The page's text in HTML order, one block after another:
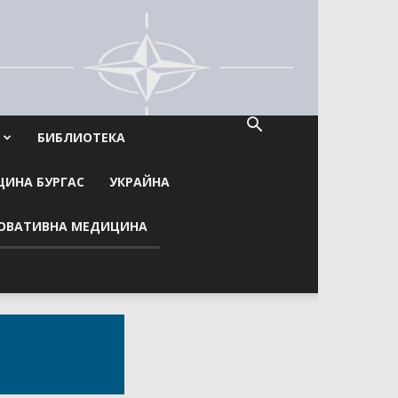
БИБЛИОТЕКА
БУРГАС УКРАЙНА
МЕДИЦИНА